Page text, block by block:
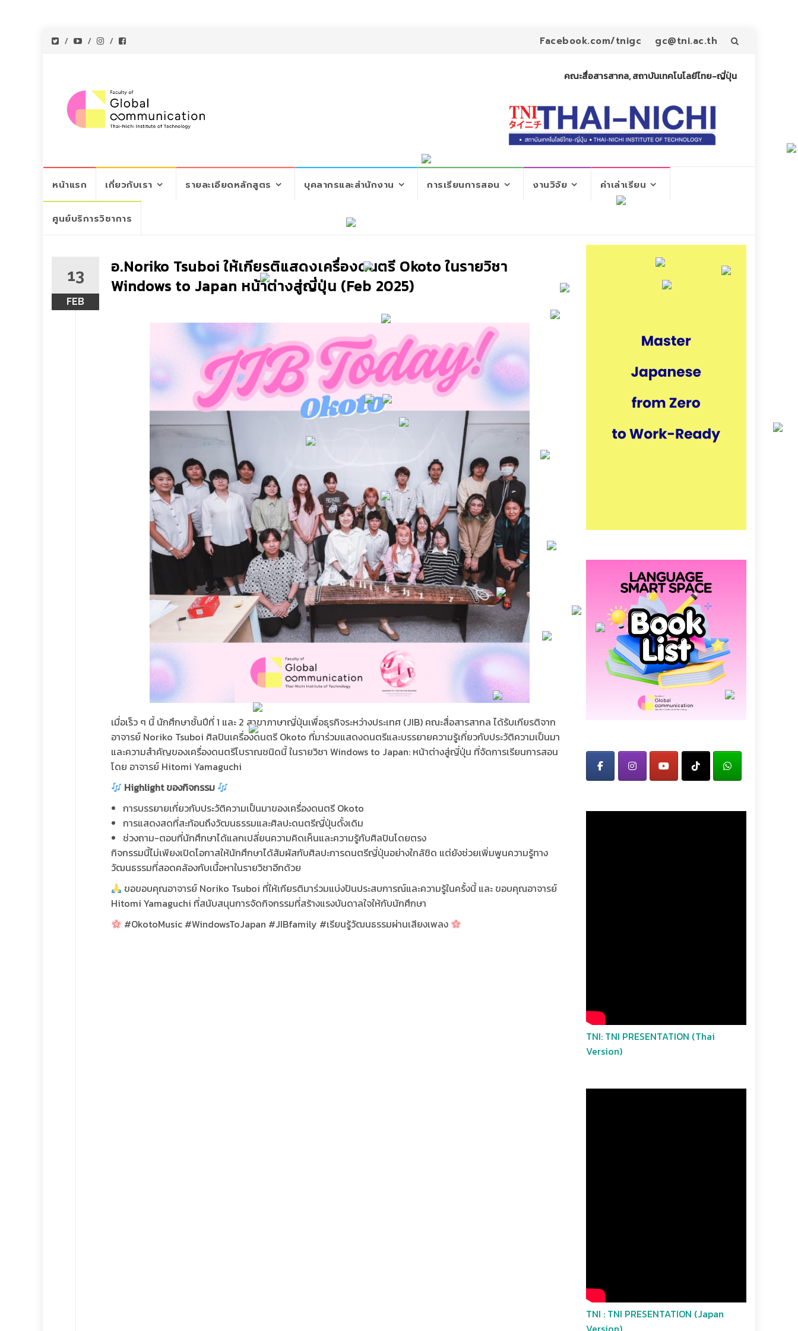
Skip
Facebook.com/tnigc gc@tni.ac.th
คณะสื่อสารสากล, สถาบันเทคโนโลยีไทย-ญี่ปุ่น
to
content
หน้าแรก เกี่ยวกับเรา รายละเอียดหลักสูตร บุคลากรและสำนักงาน การเรียนการสอน งานวิจัย ค่าเล่าเรียน
ศูนย์บริการวิชาการ
13
FEB
อ.Noriko Tsuboi ให้เกียรติแสดงเครื่องดนตรี Okoto ในรายวิชา
Windows to Japan หน้าต่างสู่ญี่ปุ่น (Feb 2025)
เมื่อเร็ว ๆ นี้ นักศึกษาชั้นปีที่ 1 และ 2 สาขาภาษาญี่ปุ่นเพื่อธุรกิจระหว่างประเทศ (JIB) คณะสื่อสารสากล ได้รับเกียรติจาก
อาจารย์ Noriko Tsuboi ศิลปินเครื่องดนตรี Okoto ที่มาร่วมแสดงดนตรีและบรรยายความรู้เกี่ยวกับประวัติความเป็นมา
และความสำคัญของเครื่องดนตรีโบราณชนิดนี้ ในรายวิชา Windows to Japan: หน้าต่างสู่ญี่ปุ่น ที่จัดการเรียนการสอน
โดย อาจารย์ Hitomi Yamaguchi
Highlight ของกิจกรรม
การบรรยายเกี่ยวกับประวัติความเป็นมาของเครื่องดนตรี Okoto
การแสดงสดที่สะท้อนถึงวัฒนธรรมและศิลปะดนตรีญี่ปุ่นดั้งเดิม
ช่วงถาม-ตอบที่นักศึกษาได้แลกเปลี่ยนความคิดเห็นและความรู้กับศิลปินโดยตรง
กิจกรรมนี้ไม่เพียงเปิดโอกาสให้นักศึกษาได้สัมผัสกับศิลปะการดนตรีญี่ปุ่นอย่างใกล้ชิด แต่ยังช่วยเพิ่มพูนความรู้ทาง
วัฒนธรรมที่สอดคล้องกับเนื้อหาในรายวิชาอีกด้วย
ขอขอบคุณอาจารย์ Noriko Tsuboi ที่ให้เกียรติมาร่วมแบ่งปันประสบการณ์และความรู้ในครั้งนี้ และ ขอบคุณอาจารย์
Hitomi Yamaguchi ที่สนับสนุนการจัดกิจกรรมที่สร้างแรงบันดาลใจให้กับนักศึกษา
#OkotoMusic #WindowsToJapan #JIBfamily #เรียนรู้วัฒนธรรมผ่านเสียงเพลง
TNI: TNI PRESENTATION (Thai
Version)
TNI : TNI PRESENTATION (Japan